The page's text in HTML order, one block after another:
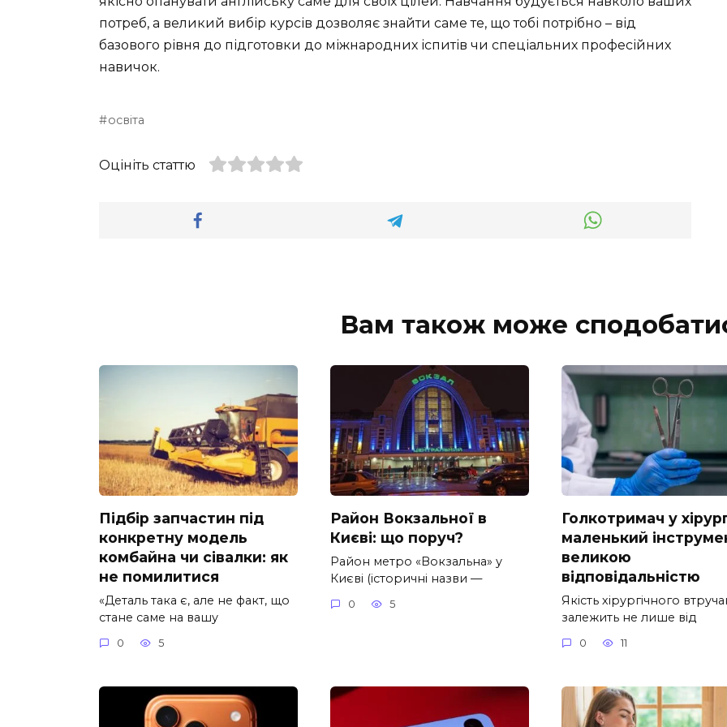
потреб, а великий вибір курсів дозволяє знайти саме те, що тобі потрібно – від
базового рівня до підготовки до міжнародних іспитів чи спеціальних професійних
навичок.
освіта
Оцініть статтю
Вам також може
Підбір запчастин під
конкретну модель
комбайна чи сівалки: як
не помилитися
«Деталь така є, але не факт, що
стане саме на вашу
0 5
Район Вокзальної в
Києві: що поруч?
Район метро «Вокзальна» у
Києві (історичні назви —
0 5
Голкотримач у
маленький
великою
відповідальністю
Якість хірургічного
залежить не лише від
0 11